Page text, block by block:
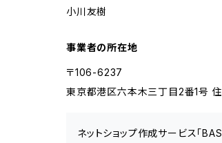
小川友樹
事業者の所在地
〒106-6237
東京都港区六本木三丁目2番1号
ネットショップ作成サービス「